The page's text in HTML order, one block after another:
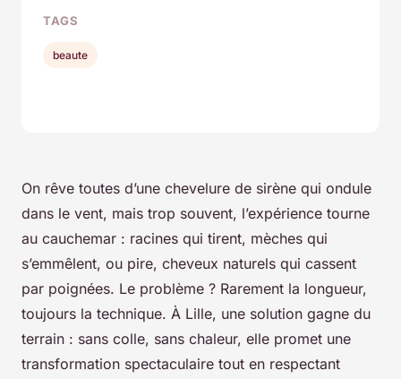
On rêve toutes d’une chevelure de sirène qui ondule
dans le vent, mais trop souvent, l’expérience tourne
au cauchemar : racines qui tirent, mèches qui
s’emmêlent, ou pire, cheveux naturels qui cassent
par poignées. Le problème ? Rarement la longueur,
toujours la technique. À Lille, une solution gagne du
terrain : sans colle, sans chaleur, elle promet une
transformation spectaculaire tout en respectant
TAGS
beaute